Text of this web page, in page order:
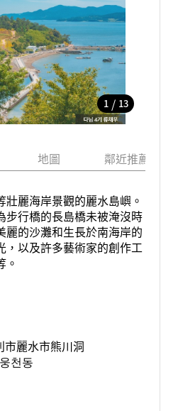
1 / 13
地圖 鄰近推薦景點
麗海岸景觀的麗水島嶼。
步行橋的長島橋未被淹沒時
麗的沙灘和生長於南海岸的
，以及許多藝術家的創作工
。
麗水市熊川洞
천동